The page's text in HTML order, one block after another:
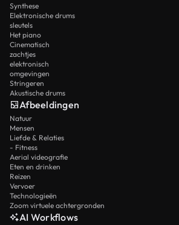
Synthese
Elektronische drums
sleutels
Het piano
Cinematisch
zachtjes
elektronisch
omgevingen
Stringeren
Akustische drums
Afbeeldingen
Natuur
Mensen
Liefde & Relaties
- Fitness
Aerial videografie
Eten en drinken
Reizen
Vervoer
Technologieën
Zoom virtuele achtergronden
AI Workflows